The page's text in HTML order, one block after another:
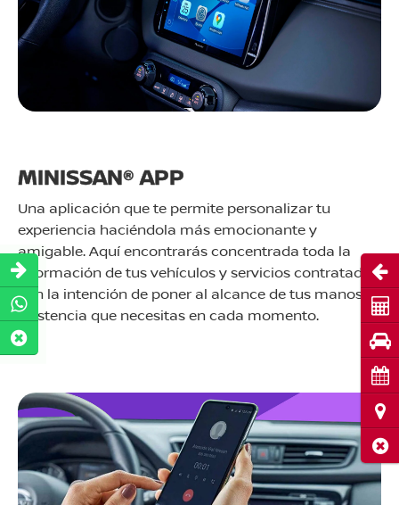
MINISSAN® APP
Una aplicación que te permite personalizar tu
experiencia haciéndola más emocionante y
amigable. Aquí encontrarás concentrada toda la
información de tus vehículos y servicios contratados,
con la intención de poner al alcance de tus manos la
asistencia que necesitas en cada momento.